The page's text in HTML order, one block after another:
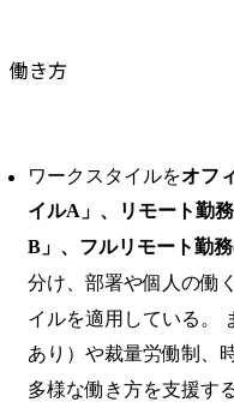
働き方
ワークスタイルをオフ
イルA」、リモート勤
B」、フルリモート勤
分け、部署や個人の働
イルを適用している。
あり）や裁量労働制、
多様な働き方を支援す